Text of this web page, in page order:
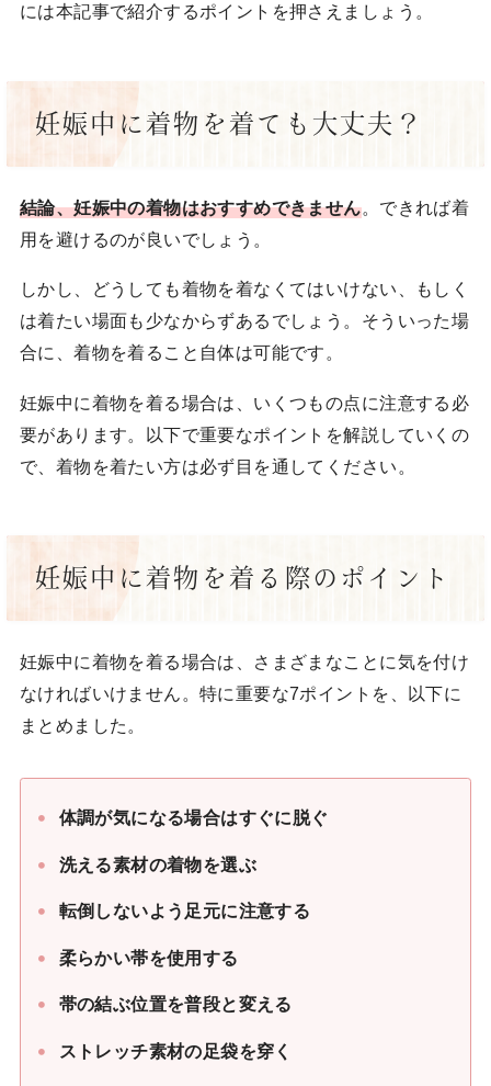
には本記事で紹介するポイントを押さえましょう。
妊娠中に着物を着ても大丈夫？
結論、妊娠中の着物はおすすめできません。できれば着
用を避けるのが良いでしょう。
しかし、どうしても着物を着なくてはいけない、もしく
は着たい場面も少なからずあるでしょう。そういった場
合に、着物を着ること自体は可能です。
妊娠中に着物を着る場合は、いくつもの点に注意する必
要があります。以下で重要なポイントを解説していくの
で、着物を着たい方は必ず目を通してください。
妊娠中に着物を着る際のポイント
妊娠中に着物を着る場合は、さまざまなことに気を付け
なければいけません。特に重要な7ポイントを、以下に
まとめました。
体調が気になる場合はすぐに脱ぐ
洗える素材の着物を選ぶ
転倒しないよう足元に注意する
柔らかい帯を使用する
帯の結ぶ位置を普段と変える
ストレッチ素材の足袋を穿く